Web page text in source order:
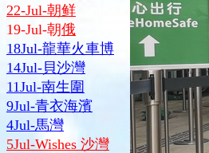
22-Jul-朝鲜
19-Jul-朝俄
18Jul-龍華火車博
14Jul-貝沙灣
11Jul-南生圍
9Jul-青衣海濱
4Jul-馬灣
5Jul-Wishes 沙灣